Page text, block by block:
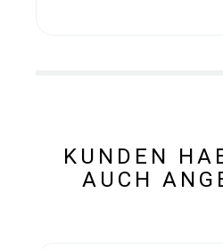
KUNDEN
AUCH